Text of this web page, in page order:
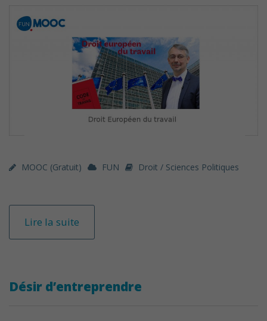
MOOC (gratuit) FUN Droit / Sciences Politiques
Lire la suite
Désir d’entreprendre